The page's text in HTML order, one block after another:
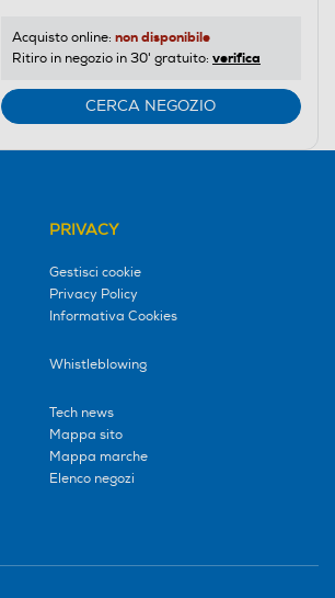
Acquisto online: non disponibile
Ritiro in negozio in 30' gratuito: verifica
CERCA NEGOZIO
PRIVACY
Gestisci cookie
Privacy Policy
Informativa Cookies
Whistleblowing
Tech news
Mappa sito
Mappa marche
Elenco negozi